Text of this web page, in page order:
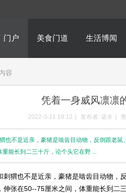
门户 美食门道 生活博闻
容
凭着一身威风凛
2022-3-11 19:12 发布者: 诺水
也不是近亲，豪猪是啮齿目动物，反倒跟老
能长到二三十斤，论个头它在野 ...
也不是近亲，豪猪是啮齿目动物，
伸张在50--75厘米之间，体重能长到二